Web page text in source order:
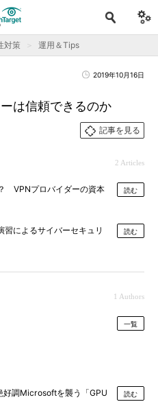
対策 運用＆Tips
2019年10月16日
は信頼できるのか
記事を見る
2 Articles
VPNプロバイダーの資本
読む
習によるサイバーセキュリ
読む
1 Authors
一覧
調Microsoftを襲う「GPU
読む